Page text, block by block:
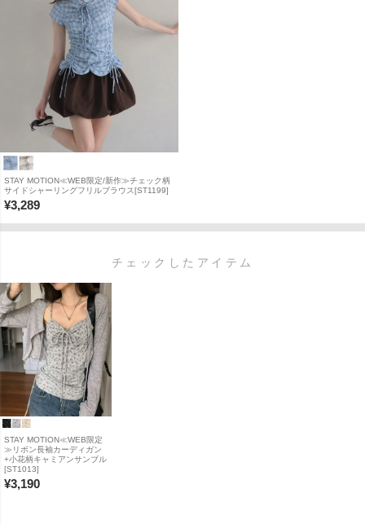
STAY MOTION≪WEB限定/新作≫チェック柄
サイドシャーリングフリルブラウス[ST1199]
¥3,289
チェックしたアイテム
STAY MOTION≪WEB限定
≫リボン長袖カーディガン
+小花柄キャミアンサンブル
[ST1013]
¥3,190